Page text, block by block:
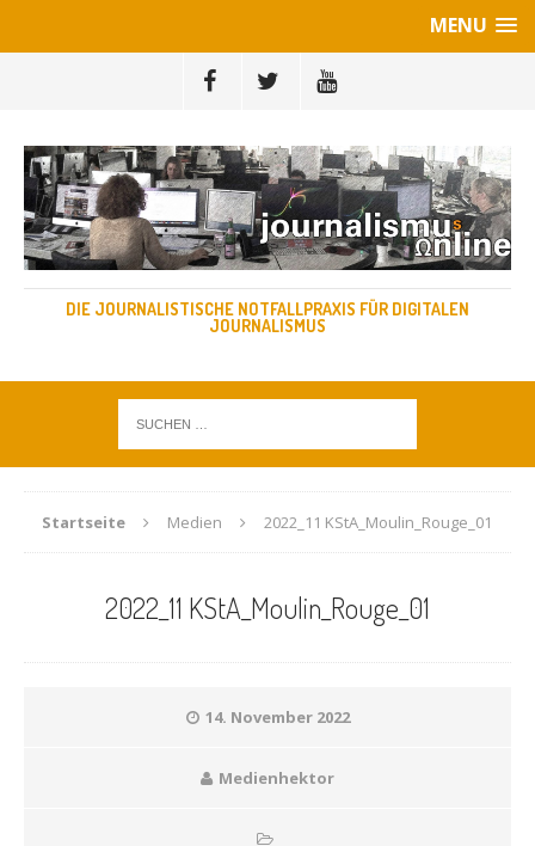
MENU
DIE JOURNALISTISCHE NOTFALLPRAXIS FÜR DIGITALEN
JOURNALISMUS
Startseite Medien 2022_11 KStA_Moulin_Rouge_01
2022_11 KStA_Moulin_Rouge_01
14. November 2022
Medienhektor